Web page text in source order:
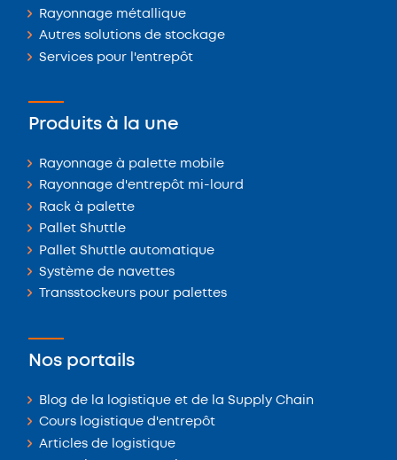
Rayonnage métallique
Autres solutions de stockage
Services pour l'entrepôt
Produits à la une
Rayonnage à palette mobile
Rayonnage d'entrepôt mi-lourd
Rack à palette
Pallet Shuttle
Pallet Shuttle automatique
Système de navettes
Transstockeurs pour palettes
Nos portails
Blog de la logistique et de la Supply Chain
Cours logistique d'entrepôt
Articles de logistique